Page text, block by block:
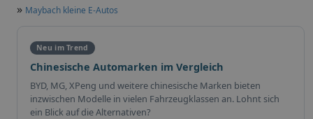
» Maybach kleine E-Autos
Neu im Trend
Chinesische Automarken im Vergleich
BYD, MG, XPeng und weitere chinesische Marken bieten
inzwischen Modelle in vielen Fahrzeugklassen an. Lohnt sich
ein Blick auf die Alternativen?